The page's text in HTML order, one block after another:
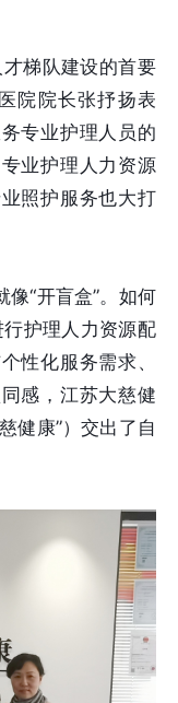
梯队建设的首要
院院长张抒扬表
专业护理人员的
业护理人力资源
照护服务也大打
“开盲盒”。如何
行护理人力资源配
性化服务需求、
感，江苏大慈健
健康”）交出了自